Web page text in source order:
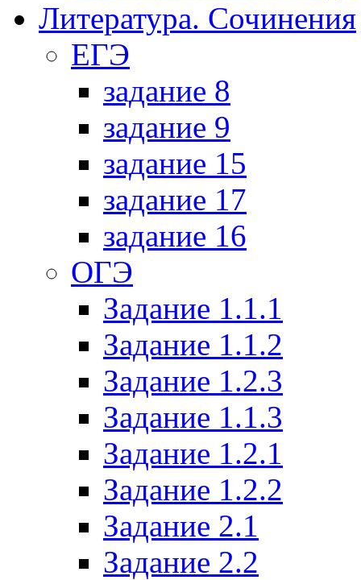
Литература. Сочинения
ЕГЭ
задание 8
задание 9
задание 15
задание 17
задание 16
ОГЭ
Задание 1.1.1
Задание 1.1.2
Задание 1.2.3
Задание 1.1.3
Задание 1.2.1
Задание 1.2.2
Задание 2.1
Задание 2.2